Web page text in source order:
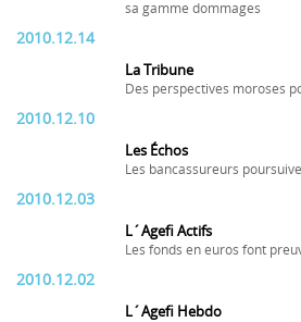
sa gamme dommages
2010.12.14
La Tribune
Des perspectives moroses
2010.12.10
Les Échos
Les bancassureurs
2010.12.03
L´Agefi Actifs
Les fonds en euros font
2010.12.02
L´Agefi Hebdo